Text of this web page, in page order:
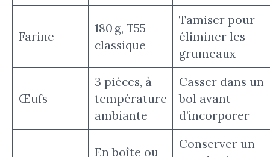
Farine
180 g, T55
classique
Tamiser pour
éliminer les
grumeaux
Œufs
3 pièces, à
température
ambiante
Casser dans un
bol avant
d’incorporer
En boîte ou
Conserver un